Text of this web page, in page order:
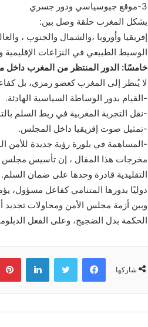
3-موقع جيوسياسي ودور جسري
يشكل المغرب حلقة وصل بين:
إفريقيا وأوروبا ،والشمال والجنوب ،
الوسيط الطبيعي في النزاعات الإقليمية
خامسًا: الدور المنتظر من المغرب داخل
لا يُنظر إلى المغرب كعضو رمزي، بل
-القيام بدور الوساطة السياسية الهادئة.
-نقل التجربة المغربية في ربط السلم
-تمثيل صوت إفريقيا داخل المجلس.
-المساهمة في بلورة رؤية جديدة للأمن
مخرجات هذا المقال ، إن تأسيس مجلس
التقليدية قادرة وحدها على ضمان
دوليًا بدورها المتنامي كفاعل مسؤول،
وبين أزمة مجلس الأمن ومحاولات تجديد
الحكمة بدل الضجيج، وعلى الفعل
شاركها
فيسبوك لينكدإن